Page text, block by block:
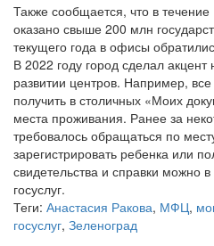
Также сообщается, что в
оказано свыше 200 млн
текущего года в офисы
В 2022 году город сделал акцент
развитии центров. Например,
получить в столичных «Моих
места проживания. Ранее за
требовалось обращаться по
зарегистрировать ребенка или
свидетельства и справки можно
госуслуг.
Теги: Анастасия Ракова, МФЦ,
госуслуг, Зеленоград